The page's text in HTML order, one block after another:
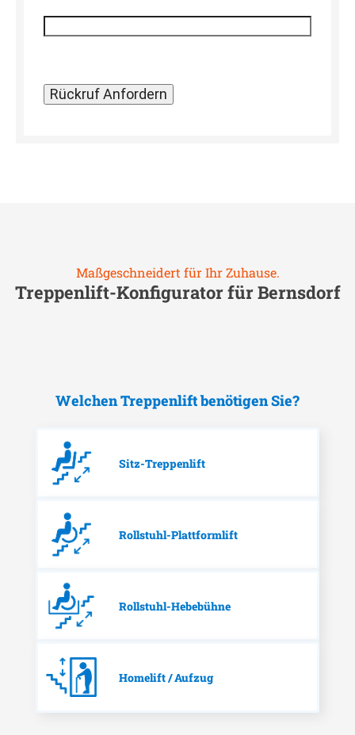
Maßgeschneidert für Ihr Zuhause.
Treppenlift-Konfigurator fürBernsdorf
Welchen Treppenlift benötigen Sie?
Sitz-Treppenlift
Rollstuhl-Plattformlift
Rollstuhl-Hebebühne
Homelift / Aufzug